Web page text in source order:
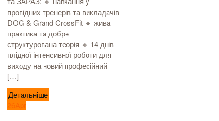
провідних тренерів та викладачів
DOG & Grand CrossFit 🔸 жива
практика та добре
структурована теорія 🔸 14 днів
плідної інтенсивної роботи для
виходу на новий професійний
[…]
Детальніше
26Apr